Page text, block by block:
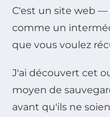
C'est un site web
comme un
que vous voulez
J'ai découvert cet
moyen de
avant qu'ils ne